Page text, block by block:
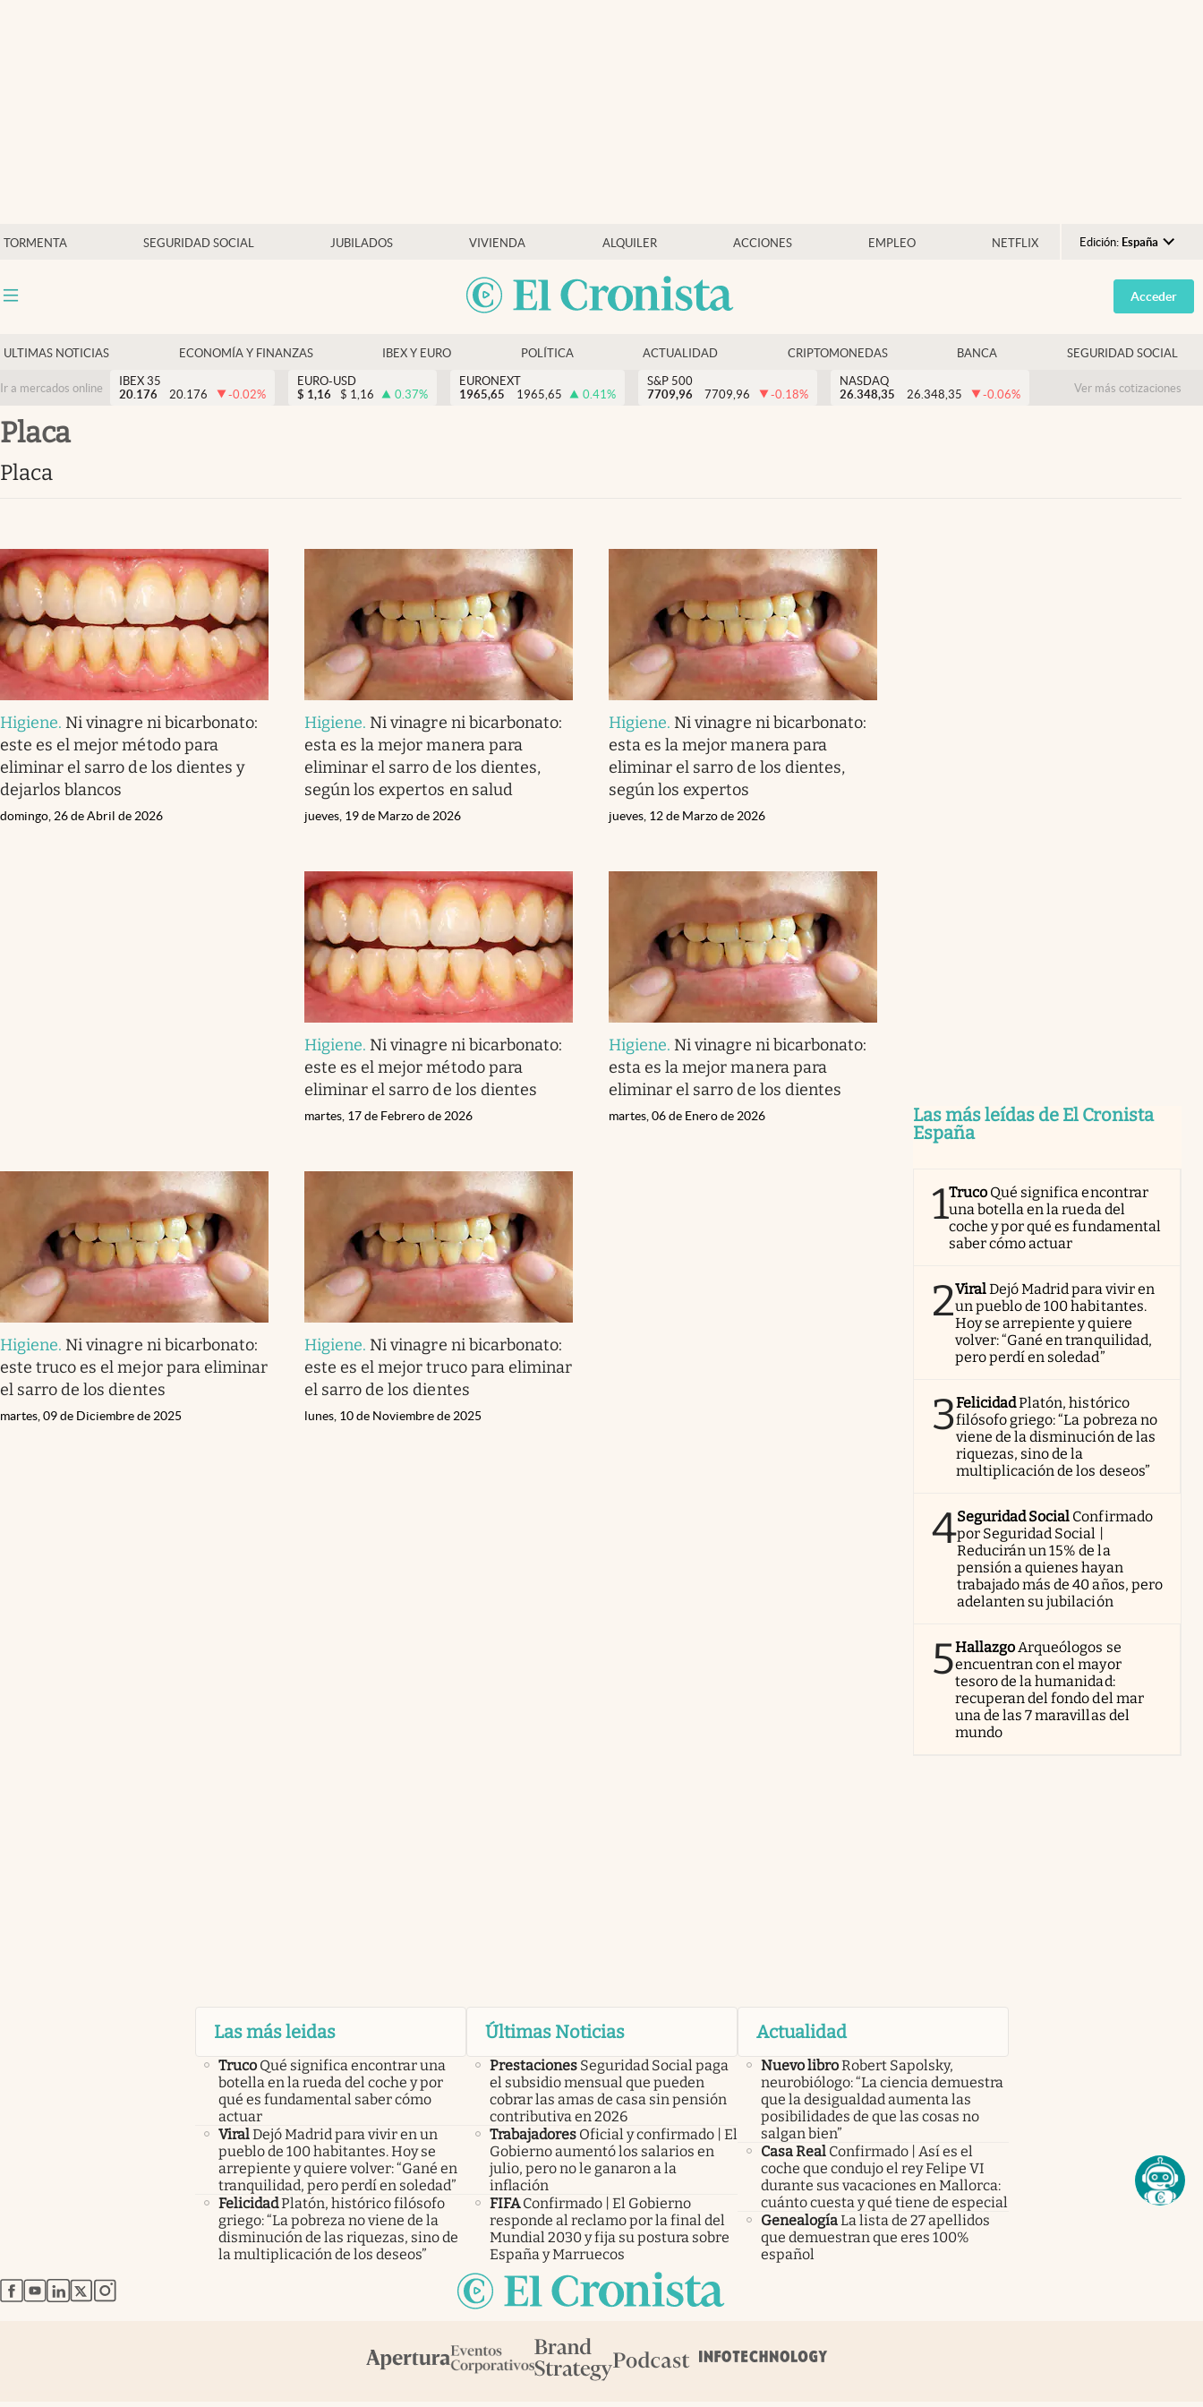
TORMENTA SEGURIDAD SOCIAL JUBILADOS VIVIENDA ALQUILER ACCIONES EMPLEO NETFLIX Edición: España
Argentina
España
USA
Colombia
Acceder
ULTIMAS NOTICIAS ECONOMÍA Y FINANZAS IBEX Y EURO POLÍTICA ACTUALIDAD CRIPTOMONEDAS BANCA SEGURIDAD SOCIAL
Ir a mercados online
IBEX 35
20.176
20.176 -0.02%
EURO-USD
$ 1,16 $ 1,16 0.37%
EURONEXT
1965,65
1965,65 0.41%
S&P 500
7709,96
7709,96 -0.18%
NASDAQ
26.348,35
26.348,35 -0.06% Ver más cotizaciones
placa
placa
Higiene. Ni vinagre ni bicarbonato:
este es el mejor método para
eliminar el sarro de los dientes y
dejarlos blancos
domingo, 26 de Abril de 2026
Higiene. Ni vinagre ni bicarbonato:
esta es la mejor manera para
eliminar el sarro de los dientes,
según los expertos en salud
jueves, 19 de Marzo de 2026
Higiene. Ni vinagre ni bicarbonato:
esta es la mejor manera para
eliminar el sarro de los dientes,
según los expertos
jueves, 12 de Marzo de 2026
Higiene. Ni vinagre ni bicarbonato:
este es el mejor método para
eliminar el sarro de los dientes
martes, 17 de Febrero de 2026
Higiene. Ni vinagre ni bicarbonato:
esta es la mejor manera para
eliminar el sarro de los dientes
martes, 06 de Enero de 2026
Higiene. Ni vinagre ni bicarbonato:
este truco es el mejor para eliminar
el sarro de los dientes
martes, 09 de Diciembre de 2025
Higiene. Ni vinagre ni bicarbonato:
este es el mejor truco para eliminar
el sarro de los dientes
lunes, 10 de Noviembre de 2025
Las más leídas de El Cronista
España
1Truco Qué significa encontrar
una botella en la rueda del
coche y por qué es fundamental
saber cómo actuar
2ViralDejó Madrid para vivir en
un pueblo de 100 habitantes.
Hoy se arrepiente y quiere
volver: “Gané en tranquilidad,
pero perdí en soledad”
3FelicidadPlatón, histórico
filósofo griego: “La pobreza no
viene de la disminución de las
riquezas, sino de la
multiplicación de los deseos”
4Seguridad Social Confirmado
por Seguridad Social |
Reducirán un 15% de la
pensión a quienes hayan
trabajado más de 40 años, pero
adelanten su jubilación
5Hallazgo Arqueólogos se
encuentran con el mayor
tesoro de la humanidad:
recuperan del fondo del mar
una de las 7 maravillas del
mundo
Las más leidas
Truco Qué significa encontrar una
botella en la rueda del coche y por
qué es fundamental saber cómo
actuar
ViralDejó Madrid para vivir en un
pueblo de 100 habitantes. Hoy se
arrepiente y quiere volver: “Gané en
tranquilidad, pero perdí en soledad”
FelicidadPlatón, histórico filósofo
griego: “La pobreza no viene de la
disminución de las riquezas, sino de
la multiplicación de los deseos”
Últimas Noticias
Prestaciones Seguridad Social paga
el subsidio mensual que pueden
cobrar las amas de casa sin pensión
contributiva en 2026
Trabajadores Oficial y confirmado | El
Gobierno aumentó los salarios en
julio, pero no le ganaron a la
inflación
FIFA Confirmado | El Gobierno
responde al reclamo por la final del
Mundial 2030 y fija su postura sobre
España y Marruecos
Actualidad
Nuevo libroRobert Sapolsky,
neurobiólogo: “La ciencia demuestra
que la desigualdad aumenta las
posibilidades de que las cosas no
salgan bien”
Casa Real Confirmado | Así es el
coche que condujo el rey Felipe VI
durante sus vacaciones en Mallorca:
cuánto cuesta y qué tiene de especial
GenealogíaLa lista de 27 apellidos
que demuestran que eres 100%
español
abre en nueva pestaña
abre en nueva pestaña
abre en nueva pestaña
abre en nueva pestaña
abre en nueva pestaña